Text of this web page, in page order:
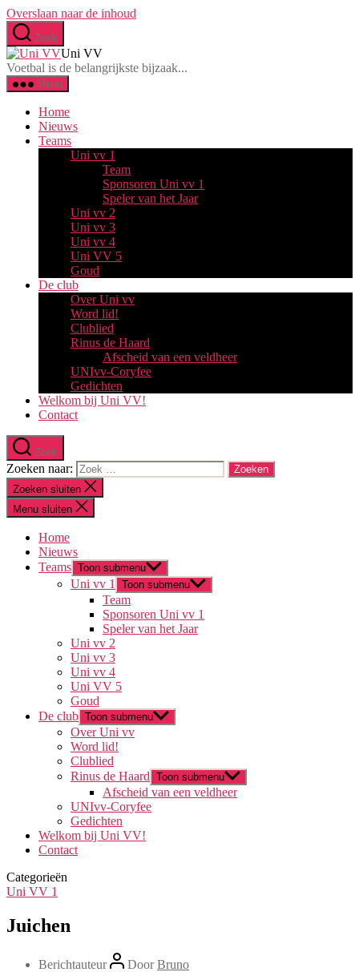
Overslaan naar de inhoud
Zoek
Uni VV
Voetbal is de belangrijkste bijzaak...
Menu
Home
Nieuws
Teams
Uni vv 1
Team
Sponsoren Uni vv 1
Speler van het Jaar
Uni vv 2
Uni vv 3
Uni vv 4
Uni VV 5
Goud
De club
Over Uni vv
Word lid!
Clublied
Rinus de Haard
Afscheid van een veldheer
UNIvv-Coryfee
Gedichten
Welkom bij Uni VV!
Contact
Zoek
Zoeken naar:
Zoeken sluiten
Menu sluiten
Home
Nieuws
Teams Toon submenu
Uni vv 1 Toon submenu
Team
Sponsoren Uni vv 1
Speler van het Jaar
Uni vv 2
Uni vv 3
Uni vv 4
Uni VV 5
Goud
De club Toon submenu
Over Uni vv
Word lid!
Clublied
Rinus de Haard Toon submenu
Afscheid van een veldheer
UNIvv-Coryfee
Gedichten
Welkom bij Uni VV!
Contact
Categorieën
Uni VV 1
Juichen
Berichtauteur DoorBruno